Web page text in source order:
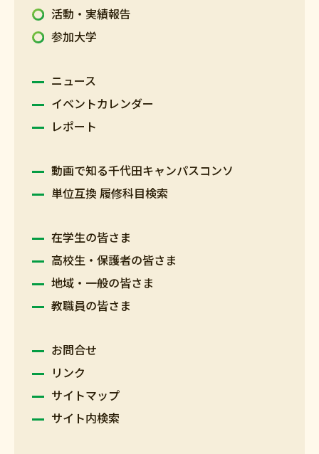
活動・実績報告
参加大学
ニュース
イベントカレンダー
レポート
動画で知る千代田キャンパスコンソ
単位互換 履修科目検索
在学生の皆さま
高校生・保護者の皆さま
地域・一般の皆さま
教職員の皆さま
お問合せ
リンク
サイトマップ
サイト内検索